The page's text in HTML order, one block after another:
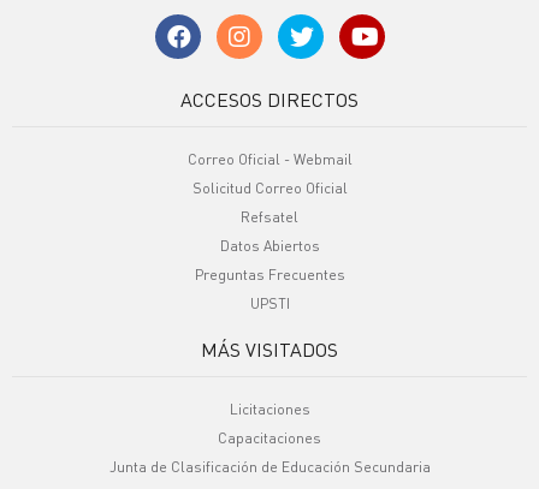
ACCESOS DIRECTOS
Correo Oficial - Webmail
Solicitud Correo Oficial
Refsatel
Datos Abiertos
Preguntas Frecuentes
UPSTI
MÁS VISITADOS
Licitaciones
Capacitaciones
Junta de Clasificación de Educación Secundaria